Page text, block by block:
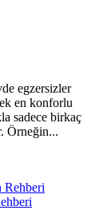
egzersizler
en konforlu
sadece birkaç
Örneğin...